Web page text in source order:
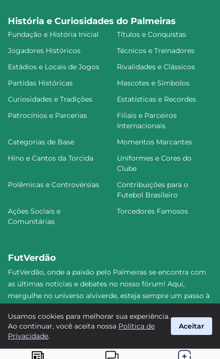
História e Curiosidades do Palmeiras
Fundação e História Inicial
Títulos e Conquistas
Jogadores Históricos
Técnicos e Treinadores
Estádios e Locais de Jogos
Rivalidades e Clássicos
Partidas Históricas
Mascotes e Símbolos
Curiosidades e Tradições
Estatísticas e Recordes
Patrocínios e Parcerias
Filiais e Parceiros
Internacionais
Categorias de Base
Momentos Marcantes
Hino e Cantos da Torcida
Uniformes e Cores do
Clube
Polêmicas e Controvérsias
Contribuições para o
Futebol Brasileiro
Ações Sociais e
Comunitárias
Torcedores Famosos
FutVerdão
FutVerdão, onde a paixão pelo Palmeiras se encontra com
as últimas notícias e debates no nosso fórum! Aqui,
mergulhe no universo alviverde, esteja sempre um passo à
comunidade. Junte-se a nós nesta jornada emocionante!
#Palmeiras #FutVerdão
Usamos cookies para melhorar sua experiência.
Ao continuar, você aceita nossa Política de
Privacidade.
Aceitar